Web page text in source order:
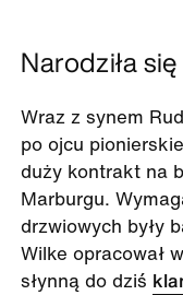
Narodziła
Wraz z synem
po ojcu
duży kontrakt na
Marburgu.
drzwiowych były
Wilke opracował
słynną do dziś